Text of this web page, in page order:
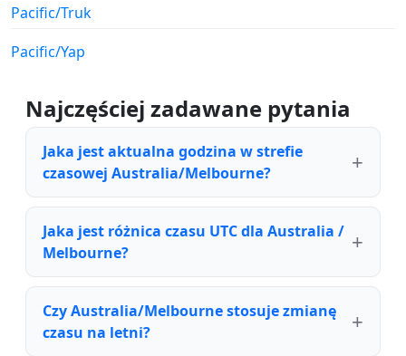
Pacific/Truk
Pacific/Yap
Najczęściej zadawane pytania
Jaka jest aktualna godzina w strefie
czasowej Australia/Melbourne?
Jaka jest różnica czasu UTC dla Australia /
Melbourne?
Czy Australia/Melbourne stosuje zmianę
czasu na letni?